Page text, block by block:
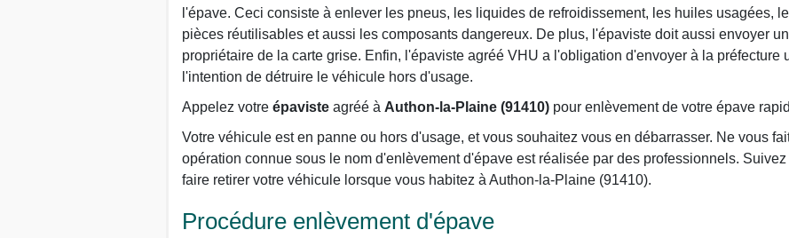
l'épave. Ceci consiste à enlever les pneus, les liquides de refroidissement, les huiles usagées,
pièces réutilisables et aussi les composants dangereux. De plus, l'épaviste doit aussi envoyer
propriétaire de la carte grise. Enfin, l'épaviste agréé VHU a l'obligation d'envoyer à la préfecture
l'intention de détruire le véhicule hors d'usage.
Appelez votre épaviste agréé à Authon-la-Plaine (91410) pour enlèvement de votre épave
Votre véhicule est en panne ou hors d'usage, et vous souhaitez vous en débarrasser. Ne vous
opération connue sous le nom d'enlèvement d'épave est réalisée par des professionnels.
faire retirer votre véhicule lorsque vous habitez à Authon-la-Plaine (91410).
Procédure enlèvement d'épave